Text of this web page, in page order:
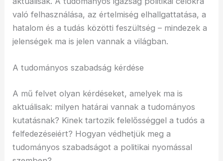
való felhasználása, az értelmiség elhallgattatása, a
hatalom és a tudás közötti feszültség – mindezek a
jelenségek ma is jelen vannak a világban.
A tudományos szabadság kérdése
A mű felvet olyan kérdéseket, amelyek ma is
aktuálisak: milyen határai vannak a tudományos
kutatásnak? Kinek tartozik felelősséggel a tudós a
felfedezéseiért? Hogyan védhetjük meg a
tudományos szabadságot a politikai nyomással